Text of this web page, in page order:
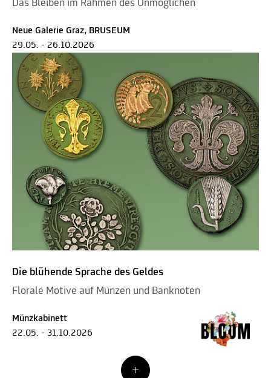
Das Bleiben im Rahmen des Unmöglichen
Neue Galerie Graz, BRUSEUM
29.05. - 26.10.2026
Die blühende Sprache des Geldes
Florale Motive auf Münzen und Banknoten
Münzkabinett
22.05. - 31.10.2026